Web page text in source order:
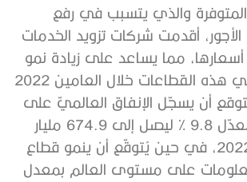
المتوفرة والذي يتسبب في رفع
أقدمت شركات تزويد الخدمات
مما يساعد على زيادة نمو
إجمالي الإنفاق في هذه القطاعات خلال العامين 2022
المتوقع أن يسجّل الإنفاق العالميّ على
البرمجيات نمواً بمعدّل 9.8 % ليصل إلى 674.9 مليار
دولار في العام 2022، في حين يُتوقّع أن ينمو قطاع
على مستوى العالم بمعدل